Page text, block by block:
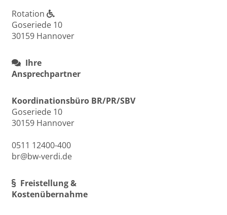
Rotation
Goseriede 10
30159 Hannover
Ihre
Ansprechpartner
Koordinationsbüro BR/PR/SBV
Goseriede 10
30159 Hannover
0511 12400-400
br@bw-verdi.de
Freistellung &
Kostenübernahme